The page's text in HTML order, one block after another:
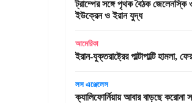
ট্রাম্পের সঙ্গে পৃথক বৈঠক জেলেনস্কি
ইউক্রেন ও ইরান যুদ্ধ
আমেরিকা
ইরান-যুক্তরাষ্ট্রের পাল্টাপাল্টি হামলা,
লস এঞ্জেলেস
ক্যালিফোর্নিয়ায় আবার বাড়ছে করোনা